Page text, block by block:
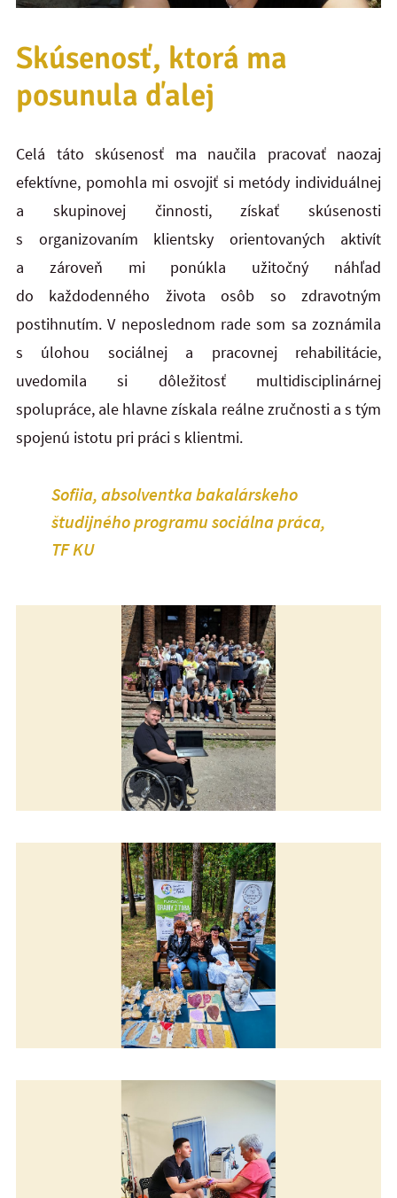
Skúsenosť, ktorá ma
posunula ďalej
Celá táto skúsenosť ma naučila pracovať naozaj
efektívne, pomohla mi osvojiť si metódy individuálnej
a skupinovej činnosti, získať skúsenosti
s organizovaním klientsky orientovaných aktivít
a zároveň mi ponúkla užitočný náhľad
do každodenného života osôb so zdravotným
postihnutím. V neposlednom rade som sa zoznámila
s úlohou sociálnej a pracovnej rehabilitácie,
uvedomila si dôležitosť multidisciplinárnej
spolupráce, ale hlavne získala reálne zručnosti a s tým
spojenú istotu pri práci s klientmi.
Sofiia, absolventka bakalárskeho
študijného programu sociálna práca,
TF KU